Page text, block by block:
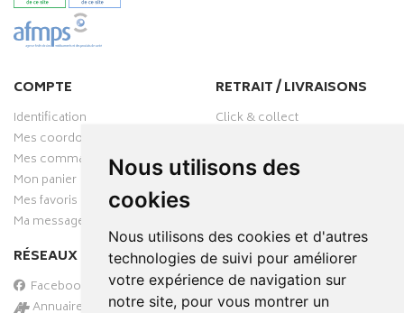
Nous utilisons des
cookies
Nous utilisons des cookies et d'autres
technologies de suivi pour améliorer
votre expérience de navigation sur
notre site, pour vous montrer un
COMPTE
Identification
Mes coordonnées
Mes commandes
Mon panier
Mes favoris
Ma messagerie
RÉSEAUX SOCIAUX
Facebook
Annuaire des pharmacies
RETRAIT / LIVRAISONS
Click & collect